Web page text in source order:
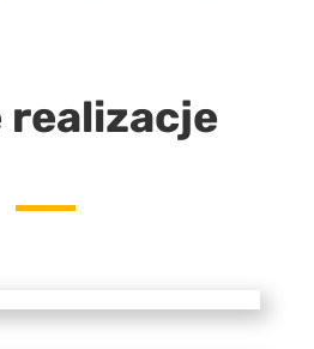
realizacje